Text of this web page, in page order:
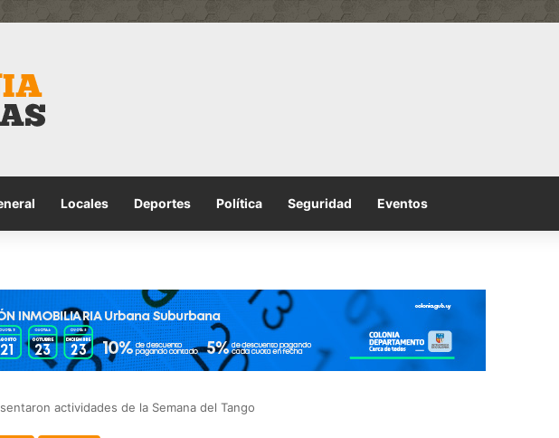
Locales Deportes Política Seguridad Eventos
actividades de la Semana del Tango